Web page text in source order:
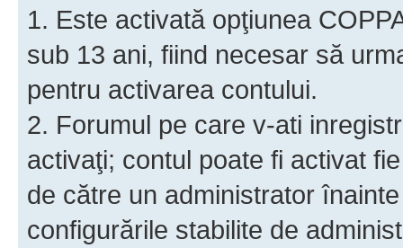
1. Este activată opţiunea
sub 13 ani, fiind necesar să
pentru activarea contului.
2. Forumul pe care v-ati
activaţi; contul poate fi activat
de către un administrator
configurările stabilite de